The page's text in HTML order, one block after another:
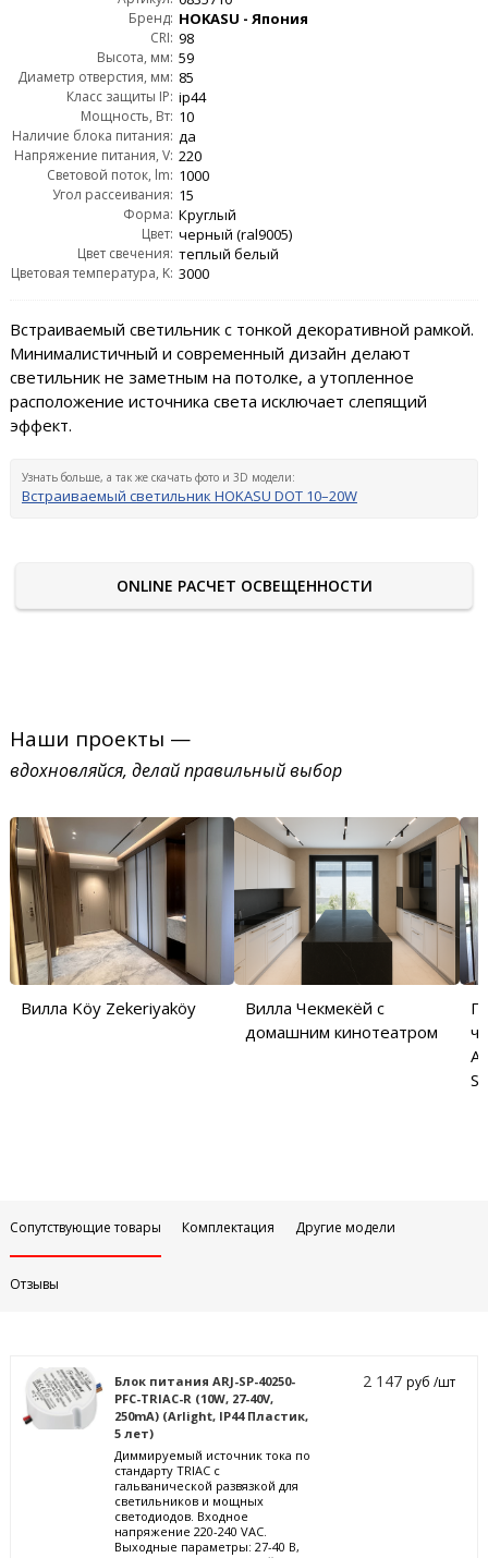
Бренд: HOKASU - Япония
CRI: 98
Высота, мм: 59
Диаметр отверстия, мм: 85
Класс защиты IP: ip44
Мощность, Вт: 10
Наличие блока питания: да
Напряжение питания, V: 220
Световой поток, lm: 1000
Угол рассеивания: 15
Форма: Круглый
Цвет: черный (ral9005)
Цвет свечения: теплый белый
Цветовая температура, K: 3000
Встраиваемый светильник с тонкой декоративной рамкой.
Минималистичный и современный дизайн делают
светильник не заметным на потолке, а утопленное
расположение источника света исключает слепящий
эффект.
Узнать больше, а так же скачать фото и 3D модели:
Встраиваемый светильник HOKASU DOT 10–20W
ONLINE РАСЧЕТ ОСВЕЩЕННОСТИ
Наши проекты —
вдохновляйся, делай правильный выбор
Вилла Köy Zekeriyaköy
Вилла Чекмекёй с
домашним кинотеатром
Сопутствующие товары Комплектация Другие модели
Отзывы
Блок питания ARJ-SP-40250-
PFC-TRIAC-R (10W, 27-40V,
250mA) (Arlight, IP44 Пластик,
5 лет)
Диммируемый источник тока по
стандарту TRIAC с
гальванической развязкой для
светильников и мощных
светодиодов. Входное
напряжение 220-240 VAC.
Выходные параметры: 27-40 В,
2 147руб /шт